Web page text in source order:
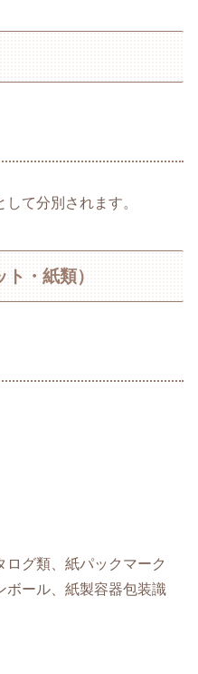
て分別されます。
・紙類）
グ類、紙パックマーク
ボール、紙製容器包装識